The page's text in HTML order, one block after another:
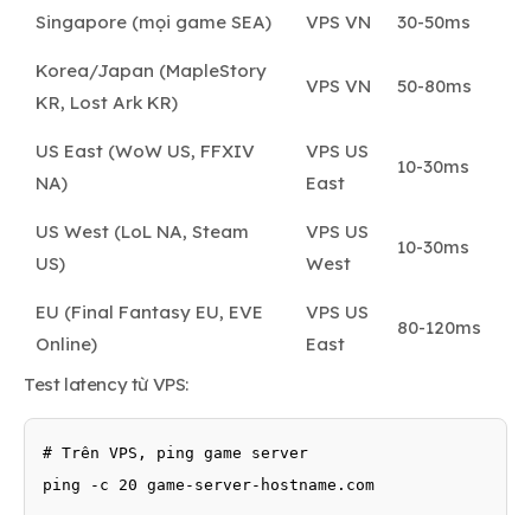
Singapore (mọi game SEA) VPS VN 30-50ms
Korea/Japan (MapleStory
KR, Lost Ark KR)
VPS VN 50-80ms
US East (WoW US, FFXIV
NA)
VPS US
East
10-30ms
US West (LoL NA, Steam
US)
VPS US
West
10-30ms
EU (Final Fantasy EU, EVE
Online)
VPS US
East
80-120ms
Test latency từ VPS:
# Trên VPS, ping game server
ping -c 20 game-server-hostname.com